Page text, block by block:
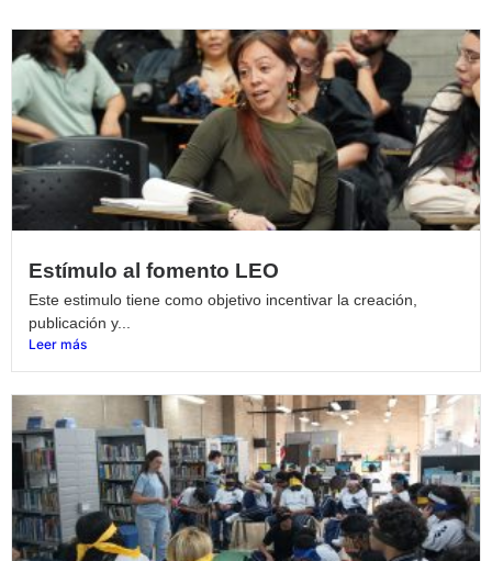
Estímulo al fomento LEO
Este estimulo tiene como objetivo incentivar la creación,
publicación y...
Leer más